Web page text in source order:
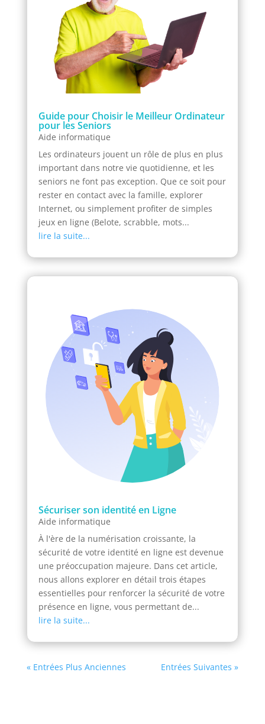
Guide pour Choisir le Meilleur Ordinateur
pour les Seniors
Aide informatique
Les ordinateurs jouent un rôle de plus en plus
important dans notre vie quotidienne, et les
seniors ne font pas exception. Que ce soit pour
rester en contact avec la famille, explorer
Internet, ou simplement profiter de simples
jeux en ligne (Belote, scrabble, mots...
lire la suite...
Sécuriser son identité en Ligne
Aide informatique
À l'ère de la numérisation croissante, la
sécurité de votre identité en ligne est devenue
une préoccupation majeure. Dans cet article,
nous allons explorer en détail trois étapes
essentielles pour renforcer la sécurité de votre
présence en ligne, vous permettant de...
lire la suite...
« Entrées Plus Anciennes Entrées Suivantes »